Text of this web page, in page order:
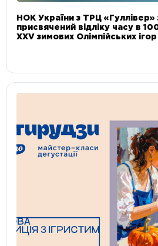
НОК України з ТРЦ «Гуллівер»
присвячений відліку часу в
XXV зимових Олімпійських ігор